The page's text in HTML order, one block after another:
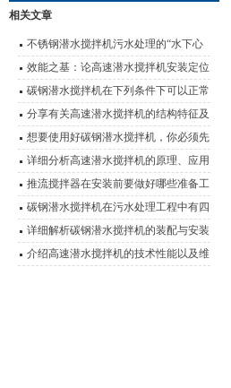
相关文章
不锈钢潜水搅拌机污水处理的“水下心
脏”
效能之基：论高速潜水搅拌机安装定位
的科学要诀
碳钢潜水搅拌机在下列条件下可以正常
连续运行
分享有关高速潜水搅拌机的结构特征及
使用优势
想要使用好碳钢潜水搅拌机，你必须先
了解它的特点
详细分析高速潜水搅拌机的原理、应用
以及性能特点
推流搅拌器在安装前要做好哪些准备工
作？
碳钢潜水搅拌机在污水处理工程中有四
大应用
详细解析碳钢潜水搅拌机的装配与安装
介绍高速潜水搅拌机的技术性能以及维